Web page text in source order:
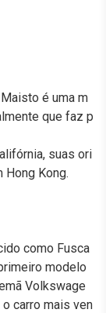
é uma m
que faz p
suas ori
Hong Kong.
como Fusca
modelo
Volkswage
carro mais ven